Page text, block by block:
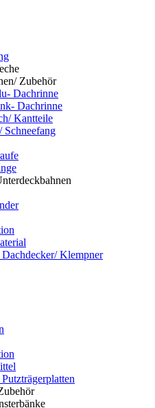
Zubehör
Dachrinne
Dachrinne
Kantteile
Schneefang
Klempner